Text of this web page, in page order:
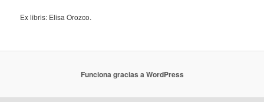
Ex libris: Elisa Orozco.
Funciona gracias a WordPress